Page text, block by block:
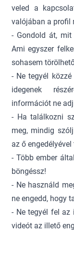
veled a
valójában a profil
- Gondold át,
Ami egyszer
sohasem
- Ne tegyél
idegenek
információt ne
- Ha találkozni
meg, mindig
az ő
- Több ember
böngéssz!
- Ne használd
ne engedd, hogy
- Ne tegyél fel az
videót az illető